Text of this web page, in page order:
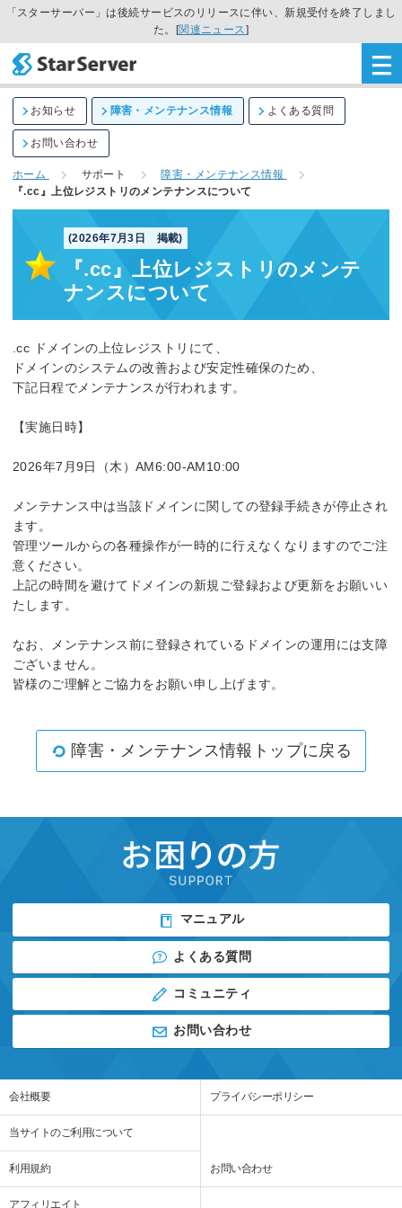
「スターサーバー」は後続サービスのリリースに伴い、新規受付を終了しまし
た。[関連ニュース]
お知らせ 障害・メンテナンス情報 よくある質問
お問い合わせ
ホーム サポート
障害・メンテナンス情報
『.cc』上位レジストリのメンテナンスについて
(2026年7月3日 掲載)
『.cc』上位レジストリのメンテ
ナンスについて
.cc ドメインの上位レジストリにて、
ドメインのシステムの改善および安定性確保のため、
下記日程でメンテナンスが行われます。
【実施日時】
2026年7月9日（木）AM6:00-AM10:00
メンテナンス中は当該ドメインに関しての登録手続きが停止され
ます。
管理ツールからの各種操作が一時的に行えなくなりますのでご注
意ください。
上記の時間を避けてドメインの新規ご登録および更新をお願いい
たします。
なお、メンテナンス前に登録されているドメインの運用には支障
ございません。
皆様のご理解とご協力をお願い申し上げます。
障害・メンテナンス情報トップに戻る
マニュアル
よくある質問
コミュニティ
お問い合わせ
会社概要 プライバシーポリシー
当サイトのご利用について
利用規約 お問い合わせ
アフィリエイト